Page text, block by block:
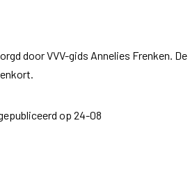
door VVV-gids Annelies Frenken. De
op 24-08